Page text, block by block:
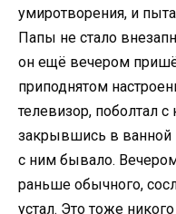
умиротворения, и
Папы не стало
он ещё вечером
приподнятом
телевизор, поболтал
закрывшись в ванной
с ним бывало.
раньше обычного,
устал. Это тоже